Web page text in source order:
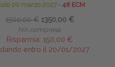
20 marzo 2027 ∙ 48 ECM
1500,00 € 1350,00 €
IVA compresa
Risparmia: 150,00 €
entro il 20/01/2027